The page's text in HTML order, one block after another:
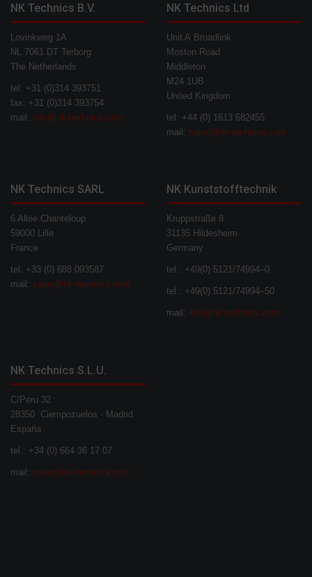
NK Technics B.V.
Lovinkweg 1A
NL 7061 DT Terborg
The Netherlands
tel: +31 (0)314 393751
fax: +31 (0)314 393754
mail: info@nk-technics.com
NK Technics Ltd
Unit A Broadlink
Moston Road
Middleton
M24 1UB
United Kingdom
tel: +44 (0) 1613 682455
mail: sales@nk-technics.com
NK Technics SARL
6 Allée Chanteloup
59000 Lille
France
tel: +33 (0) 688 093587
mail: sales@nk-technics.com
NK Kunststofftechnik
Kruppstraße 8
31135 Hildesheim
Germany
tel.: +49(0) 5121/74994–0
tel.: +49(0) 5121/74994–50
mail: info@nk-technics.com
NK Technics S.L.U.
C/Peru 32
28350 Ciempozuelos - Madrid
España
tel.: +34 (0) 664 36 17 07
mail: sales@nk-technics.com